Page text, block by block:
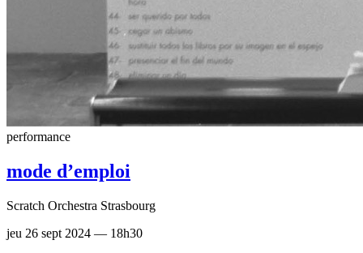
performance
mode d’emploi
Scratch Orchestra Strasbourg
jeu 26 sept 2024 — 18h30